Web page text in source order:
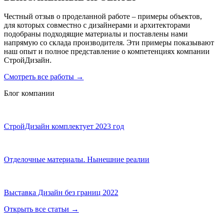
Честный отзыв о проделанной работе – примеры объектов,
для которых совместно с дизайнерами и архитекторами
подобраны подходящие материалы и поставлены нами
напрямую со склада производителя. Эти примеры показывают
наш опыт и полное представление о компетенциях компании
СтройДизайн.
Смотреть все работы →
Блог компании
СтройДизайн комплектует 2023 год
Отделочные материалы. Нынешние реалии
Выставка Дизайн без границ 2022
Открыть все статьи →